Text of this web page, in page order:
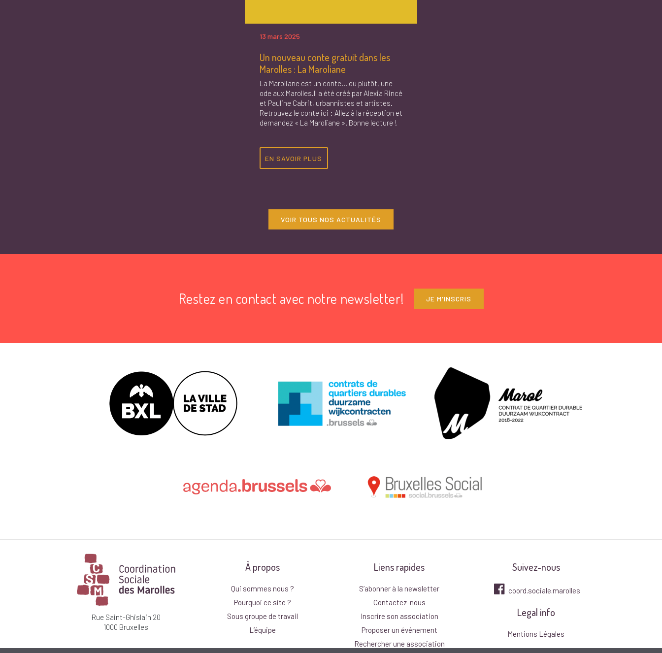
13 mars 2025
Un nouveau conte gratuit dans les
Marolles : La Maroliane
La Maroliane est un conte… ou plutôt, une
ode aux Marolles.Il a été créé par Alexia Rincé
et Pauline Cabrit, urbannistes et artistes.
Retrouvez le conte ici : Allez à la réception et
demandez « La Maroliane ». Bonne lecture !
EN SAVOIR PLUS
VOIR TOUS NOS ACTUALITÉS
Restez en contact avec notre newsletter! JE M'INSCRIS
Rue Saint-Ghislain 20
1000 Bruxelles
À propos
Qui sommes nous ?
Pourquoi ce site ?
Sous groupe de travail
L’équipe
Liens rapides
S’abonner à la newsletter
Contactez-nous
Inscrire son association
Proposer un événement
Rechercher une association
Suivez-nous
coord.sociale.marolles
Legal info
Mentions Légales